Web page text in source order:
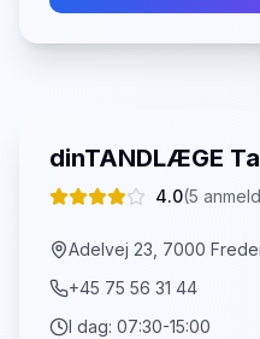
dinTANDLÆGE
4.0(5
Adelvej 23, 7000
+45 75 56 31 44
I dag: 07:30-15:00